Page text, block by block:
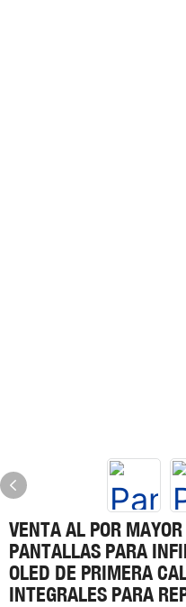
VENTA AL POR
PANTALLAS PARA
OLED DE PRIMERA
INTEGRALES PARA